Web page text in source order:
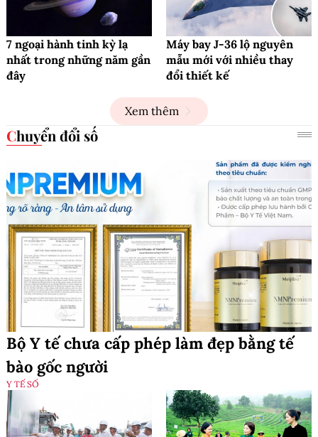
7 ngoại hành tinh kỳ lạ
nhất trong những năm gần
đây
Máy bay J-36 lộ nguyên
mẫu mới với nhiều thay
đổi thiết kế
Xem thêm
Chuyển đổi số
Bộ Y tế chưa cấp phép làm đẹp bằng tế
bào gốc người
Y TẾ SỐ